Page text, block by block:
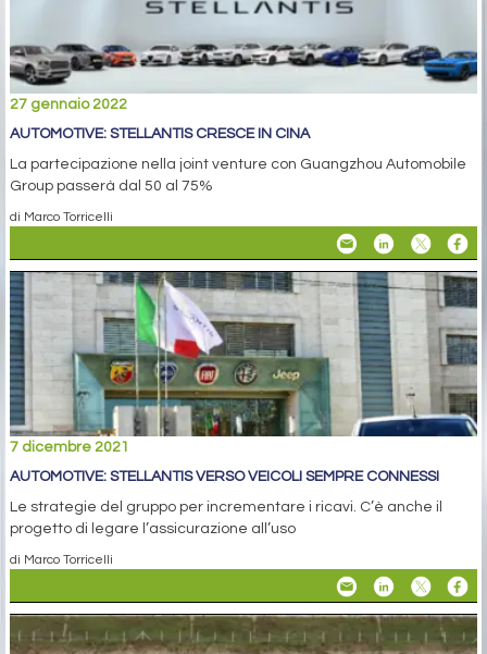
27 gennaio 2022
AUTOMOTIVE: STELLANTIS CRESCE IN CINA
La partecipazione nella joint venture con Guangzhou Automobile
Group passerà dal 50 al 75%
di Marco Torricelli
7 dicembre 2021
AUTOMOTIVE: STELLANTIS VERSO VEICOLI SEMPRE CONNESSI
Le strategie del gruppo per incrementare i ricavi. C’è anche il
progetto di legare l’assicurazione all’uso
di Marco Torricelli